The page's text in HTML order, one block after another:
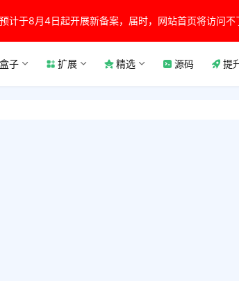
计于8月4日起开展新备案，届时，网站首页将访问不
盒子 扩展 精选 源码 提